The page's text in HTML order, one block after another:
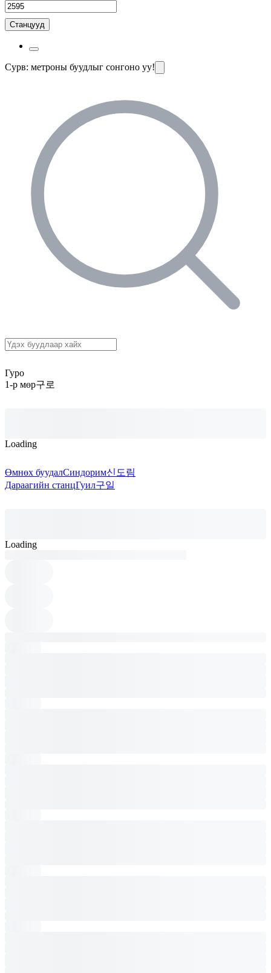
Станцууд
Сурв: метроны буудлыг сонгоно уу!
Гуро
1-р мөр구로
Loading
Өмнөх буудалСиндорим신도림
Дараагийн станцГуил구일
Loading